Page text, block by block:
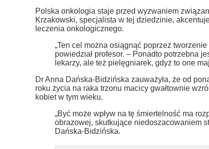
Polska onkologia staje przed wyzwaniem
Krzakowski, specjalista w tej dziedzinie,
leczenia onkologicznego.
„Ten cel można osiągnąć poprzez
powiedział profesor. – Ponadto potrzebna
lekarzy, ale też pielęgniarek, gdyż to one
Dr Anna Dańska-Bidzińska zauważyła, że od
roku życia na raka trzonu macicy gwałtownie
kobiet w tym wieku.
„Być może wpływ na tę śmiertelność ma
obrazowej, skutkujące niedoszacowaniem
Dańska-Bidzińska.